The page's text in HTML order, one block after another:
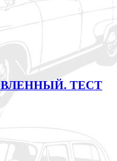
ТЕСТ